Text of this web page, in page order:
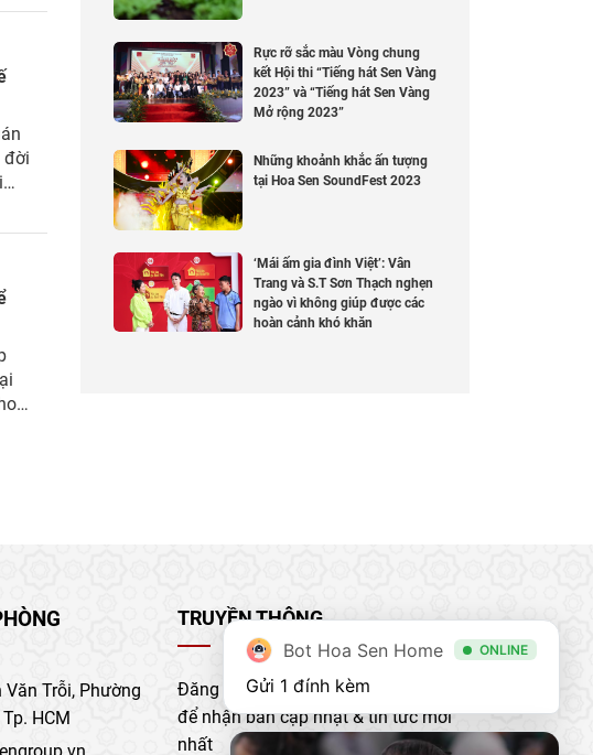
đời
Rực rỡ sắc màu Vòng chung
kết Hội thi “Tiếng hát Sen Vàng
2023” và “Tiếng hát Sen Vàng
Mở rộng 2023”
Những khoảnh khắc ấn tượng
tại Hoa Sen SoundFest 2023
‘Mái ấm gia đình Việt’: Vân
Trang và S.T Sơn Thạch nghẹn
ngào vì không giúp được các
hoàn cảnh khó khăn
Văn Trỗi, Phường
HCM
TRUYỀN THÔNG
Đăng ký nhận bản tin của chúng tôi
để nhận bản cập nhật & tin tức mới
nhất
Bot Hoa Sen Home ONLINE
Gửi 1 đính kèm